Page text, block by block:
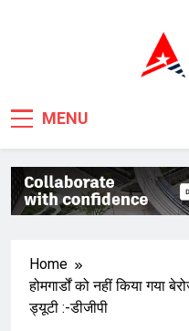
MENU
Home
होमगार्डों को नहीं किया गया
ड्यूटी :-डीजीपी